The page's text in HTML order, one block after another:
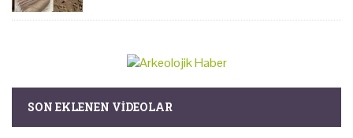
SON EKLENEN VIDEOLAR